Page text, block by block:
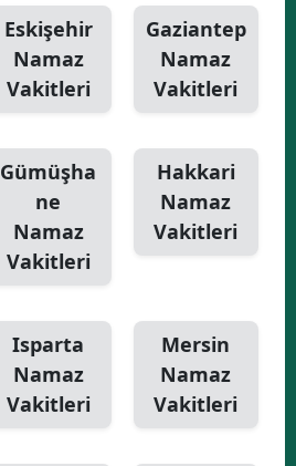
Eskişehir
Namaz
Vakitleri
Gaziantep
Namaz
Vakitleri
Gümüşha
ne
Namaz
Vakitleri
Hakkari
Namaz
Vakitleri
Isparta
Namaz
Vakitleri
Mersin
Namaz
Vakitleri